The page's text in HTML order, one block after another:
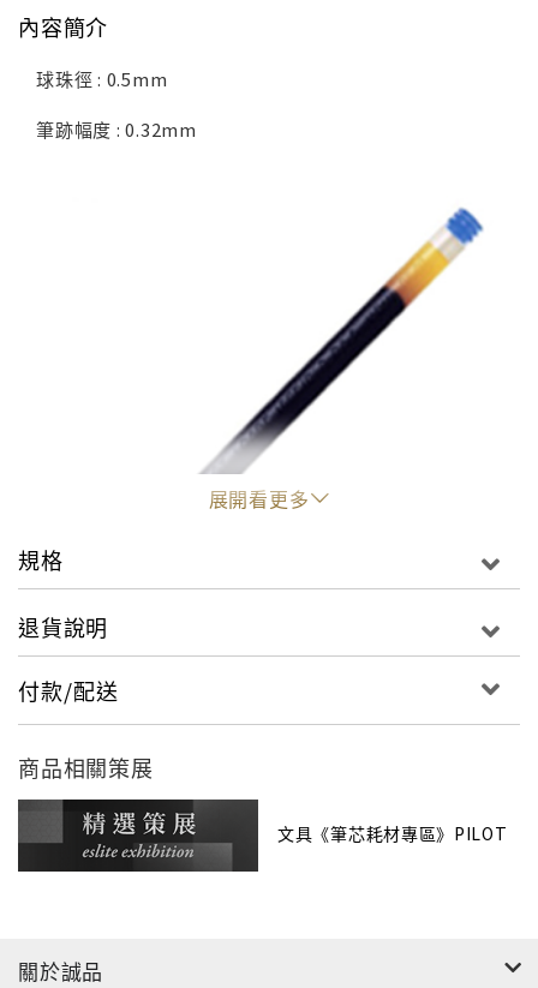
內容簡介
球珠徑 : 0.5mm
筆跡幅度 : 0.32mm
展開看更多
規格
退貨說明
付款/配送
商品相關策展
文具《筆芯耗材專區》PILOT
關於誠品